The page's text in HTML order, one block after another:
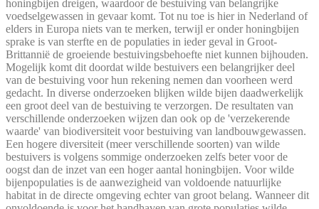
honingbijen dreigen, waardoor de bestuiving van belangrijke
voedselgewassen in gevaar komt. Tot nu toe is hier in Nederland of
elders in Europa niets van te merken, terwijl er onder honingbijen
sprake is van sterfte en de populaties in ieder geval in Groot-
Brittannië de groeiende bestuivingsbehoefte niet kunnen bijhouden.
Mogelijk komt dit doordat wilde bestuivers een belangrijker deel
van de bestuiving voor hun rekening nemen dan voorheen werd
gedacht. In diverse onderzoeken blijken wilde bijen daadwerkelijk
een groot deel van de bestuiving te verzorgen. De resultaten van
verschillende onderzoeken wijzen dan ook op de 'verzekerende
waarde' van biodiversiteit voor bestuiving van landbouwgewassen.
Een hogere diversiteit (meer verschillende soorten) van wilde
bestuivers is volgens sommige onderzoeken zelfs beter voor de
oogst dan de inzet van een hoger aantal honingbijen. Voor wilde
bijenpopulaties is de aanwezigheid van voldoende natuurlijke
habitat in de directe omgeving echter van groot belang. Wanneer dit